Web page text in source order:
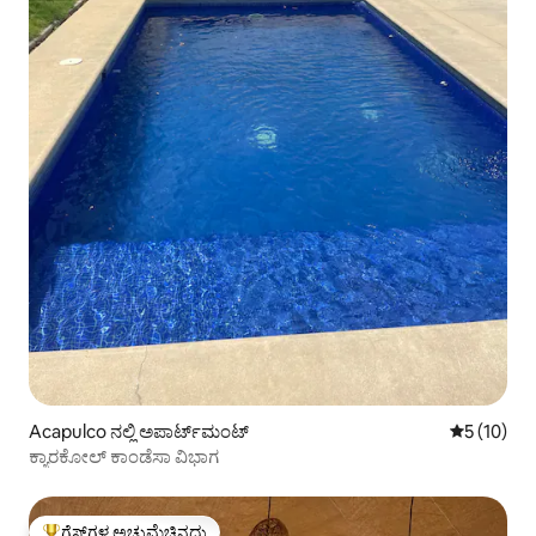
Acapulco ನಲ್ಲಿ ಅಪಾರ್ಟ್‌ಮಂಟ್ 5 ರಲ್ಲಿ 5
5 (10)
ಕ್ಯಾರಕೋಲ್ ಕಾಂಡೆಸಾ ವಿಭಾಗ